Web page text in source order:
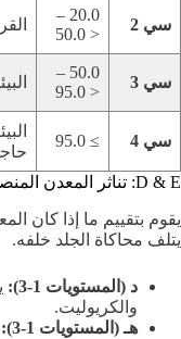
سي 2
20.0 –
< 50.0
سي 3
50.0 –
< 95.0
سي 4 ≥ 95.0
D & E: تناثر المعدن المنصهر (بناءً على ISO 9185)
يقوم بتقييم ما إذا كان
يتلف محاكاة الجلد خلفه.
د (المستويات 1-3):
والكريوليت.
هـ (المستويات 1-3):